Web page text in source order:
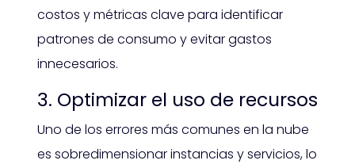
costos y métricas clave para identificar
patrones de consumo y evitar gastos
innecesarios.
3. Optimizar el uso de recursos
Uno de los errores más comunes en la nube
es sobredimensionar instancias y servicios, lo